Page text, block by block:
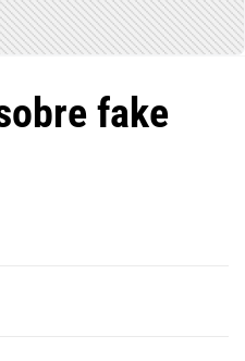
fake